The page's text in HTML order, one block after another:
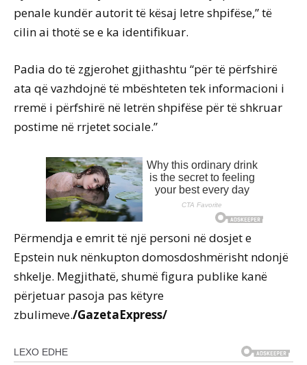
penale kundër autorit të kësaj letre shpifëse,” të
cilin ai thotë se e ka identifikuar.
Padia do të zgjerohet gjithashtu “për të përfshirë
ata që vazhdojnë të mbështeten tek informacioni i
rremë i përfshirë në letrën shpifëse për të shkruar
postime në rrjetet sociale.”
Përmendja e emrit të një personi në dosjet e
Epstein nuk nënkupton domosdoshmërisht ndonjë
shkelje. Megjithatë, shumë figura publike kanë
përjetuar pasoja pas këtyre
zbulimeve./GazetaExpress/